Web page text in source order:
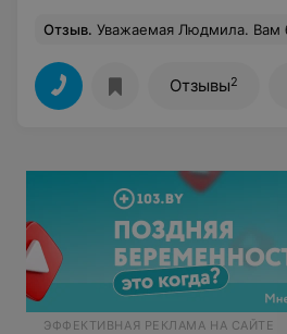
Отзыв. Уважаемая Людмила. Вам был выдан гарантийный талон, который распечатан с тектом 1 месяц. Обещать один год гарантии
Отзывы2
ЭФФЕКТИВНАЯ РЕКЛАМА НА САЙТЕ